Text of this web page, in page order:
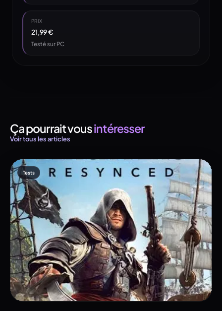
PRIX
21,99 €
Testé sur PC
Ça pourrait vousintéresser
Voir tous les articles
Tests